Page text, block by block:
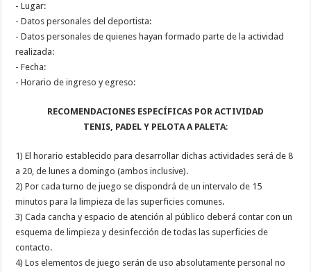
- Lugar:
- Datos personales del deportista:
- Datos personales de quienes hayan formado parte de la actividad
realizada:
- Fecha:
- Horario de ingreso y egreso:
RECOMENDACIONES ESPECÍFICAS POR ACTIVIDAD
TENIS, PADEL Y PELOTA A PALETA:
1) El horario establecido para desarrollar dichas actividades será de 8
a 20, de lunes a domingo (ambos inclusive).
2) Por cada turno de juego se dispondrá de un intervalo de 15
minutos para la limpieza de las superficies comunes.
3) Cada cancha y espacio de atención al público deberá contar con un
esquema de limpieza y desinfección de todas las superficies de
contacto.
4) Los elementos de juego serán de uso absolutamente personal no